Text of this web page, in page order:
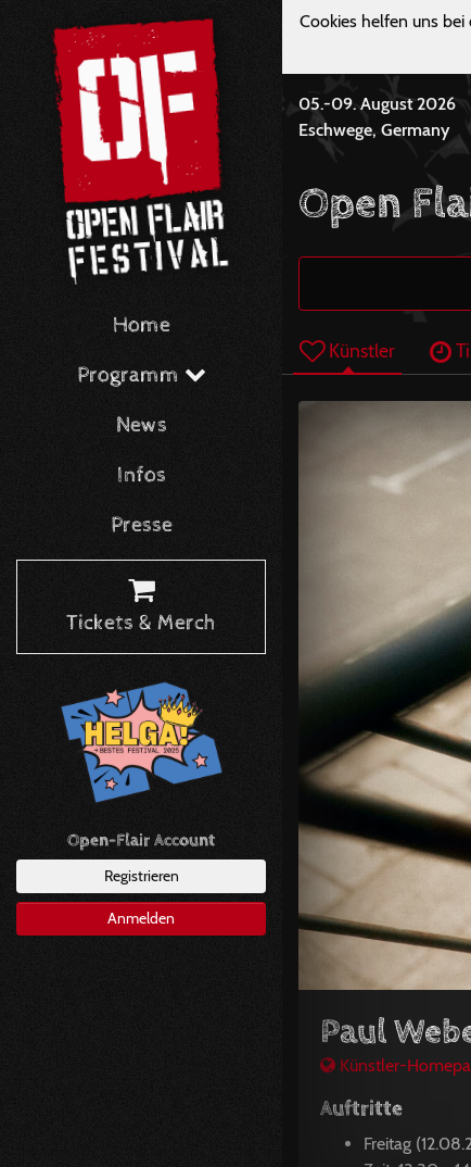
Home
Programm
News
Infos
Presse
Tickets & Merch
Open-Flair Account
Registrieren
Anmelden
Cookies helfen uns
05.-09. August 2026
Eschwege, Germany
Open
Künstler
Paul
Künstler-
Auftritte
Freitag